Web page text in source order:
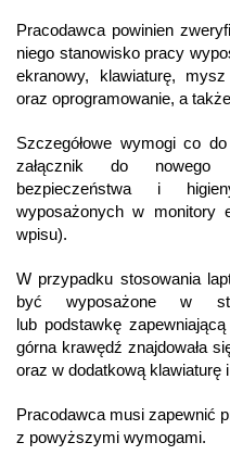
Pracodawca powinien
niego stanowisko pracy
ekranowy, klawiaturę,
oraz oprogramowanie, a
Szczegółowe wymogi co
załącznik do nowego
bezpieczeństwa i
wyposażonych w monitory
wpisu).
W przypadku stosowania
być wyposażone w
lub podstawkę
górna krawędź znajdowała
oraz w dodatkową klawiaturę
Pracodawca musi zapewnić
z powyższymi wymogami.